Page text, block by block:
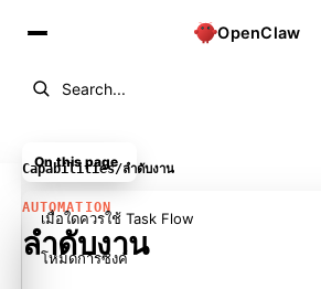
OpenClaw
Search...
Capabilities/ลำดับงาน
AUTOMATION
ลำดับงาน
On this page
เมื่อใดควรใช้ Task Flow
โหมดการซิงค์